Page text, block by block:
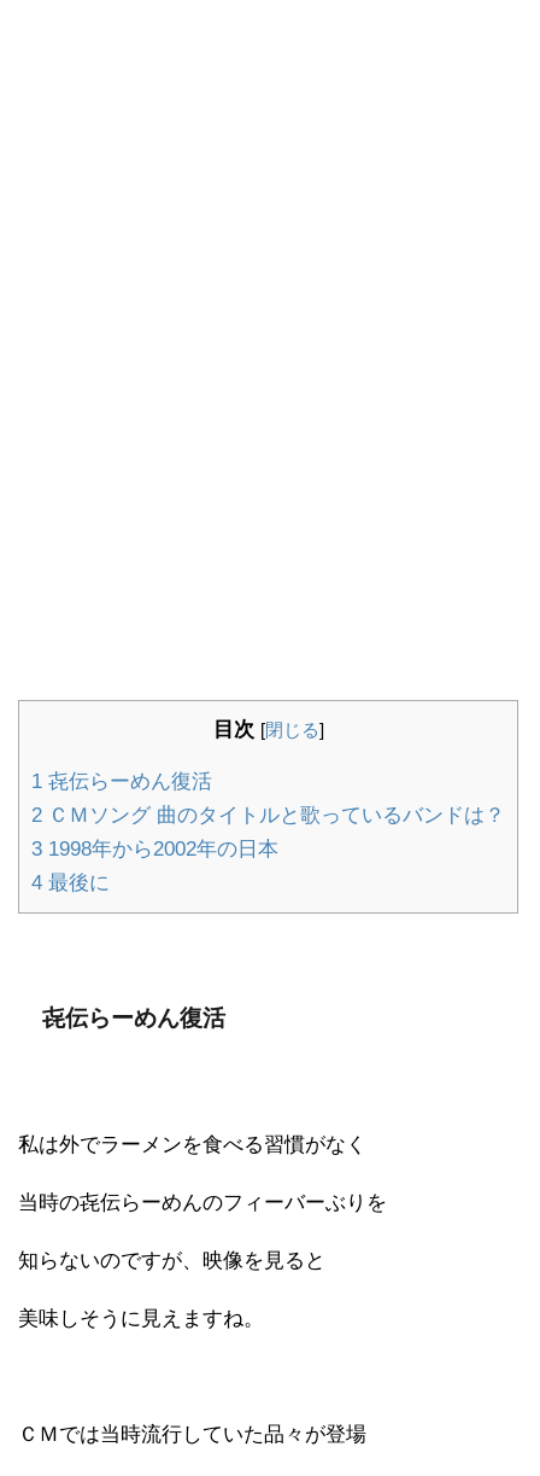
目次 [閉じる]
1 㐂伝らーめん復活
2 ＣＭソング 曲のタイトルと歌っているバンドは？
3 1998年から2002年の日本
4 最後に
㐂伝らーめん復活
私は外でラーメンを食べる習慣がなく
当時の㐂伝らーめんのフィーバーぶりを
知らないのですが、映像を見ると
美味しそうに見えますね。
ＣＭでは当時流行していた品々が登場